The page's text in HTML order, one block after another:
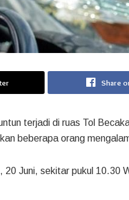
Share
terjadi di ruas Tol
beberapa orang
Juni, sekitar pukul 10.30